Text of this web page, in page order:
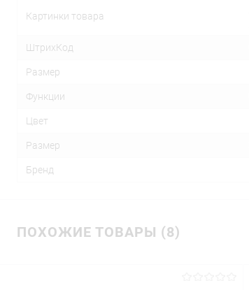
Картинки товара
ШтрихКод
Размер
Функции
Цвет
Размер
Бренд
ПОХОЖИЕ ТОВАРЫ (8)